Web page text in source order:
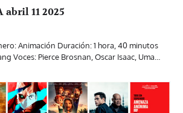
abril 11 2025
Animación Duración: 1 hora, 40 minutos
Voces: Pierce Brosnan, Oscar Isaac, Uma…